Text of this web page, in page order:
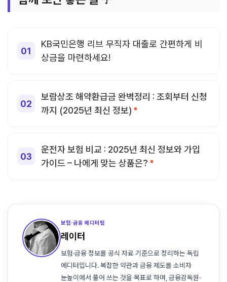
KB국민은행 리브 무직자 대출로 간편하게 비
상금을 마련하세요!
보람상조 해약환급금 완벽정리 : 조회부터 신청
까지 (2025년 최신 정보)
운전자 보험 비교 : 2025년 최신 정보와 가입
가이드 – 나에게 맞는 상품은?
보험·금융 에디터팀
레이터
보험·금융 정보를 공식 자료 기준으로 정리하는 독립
에디터입니다. 복잡한 약관과 금융 제도를 소비자
눈높이에서 풀어 쓰는 것을 목표로 하며, 금융감독원·